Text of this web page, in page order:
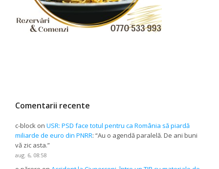
Comentarii recente
c-block onUSR: PSD face totul pentru ca România să piardă
miliarde de euro din PNRR: “Au o agendă paralelă. De ani buni
vă zic asta.”
aug. 6, 08:58